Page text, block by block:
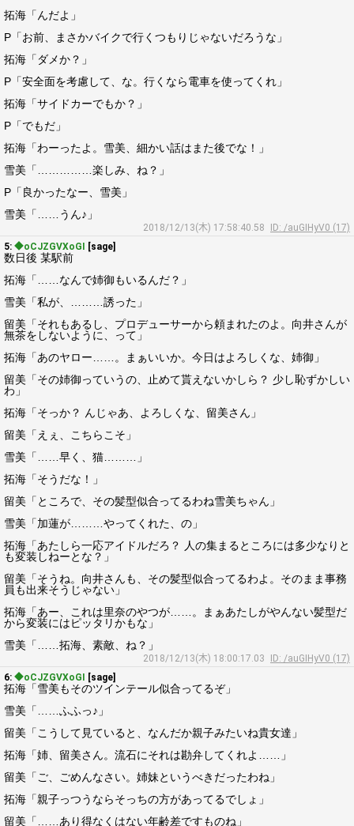
拓海「んだよ」
P「お前、まさかバイクで行くつもりじゃないだろうな」
拓海「ダメか？」
P「安全面を考慮して、な。行くなら電車を使ってくれ」
拓海「サイドカーでもか？」
P「でもだ」
拓海「わーったよ。雪美、細かい話はまた後でな！」
雪美「……………楽しみ、ね？」
P「良かったなー、雪美」
雪美「……うん♪」
2018/12/13(木) 17:58:40.58
ID: /auGIHyV0 (17)
5: ◆oCJZGVXoGI [sage]
数日後 某駅前
拓海「……なんで姉御もいるんだ？」
雪美「私が、………誘った」
留美「それもあるし、プロデューサーから頼まれたのよ。向井さんが
無茶をしないように、って」
拓海「あのヤロー……。まぁいいか。今日はよろしくな、姉御」
留美「その姉御っていうの、止めて貰えないかしら？ 少し恥ずかしい
わ」
拓海「そっか？ んじゃあ、よろしくな、留美さん」
留美「えぇ、こちらこそ」
雪美「……早く、猫………」
拓海「そうだな！」
留美「ところで、その髪型似合ってるわね雪美ちゃん」
雪美「加蓮が………やってくれた、の」
拓海「あたしら一応アイドルだろ？ 人の集まるところには多少なりと
も変装しねーとな？」
留美「そうね。向井さんも、その髪型似合ってるわよ。そのまま事務
員も出来そうじゃない」
拓海「あー、これは里奈のやつが……。まぁあたしがやんない髪型だ
から変装にはピッタリかもな」
雪美「……拓海、素敵、ね？」
2018/12/13(木) 18:00:17.03
ID: /auGIHyV0 (17)
6: ◆oCJZGVXoGI [sage]
拓海「雪美もそのツインテール似合ってるぞ」
雪美「……ふふっ♪」
留美「こうして見ていると、なんだか親子みたいね貴女達」
拓海「姉、留美さん。流石にそれは勘弁してくれよ……」
留美「ご、ごめんなさい。姉妹というべきだったわね」
拓海「親子っつうならそっちの方があってるでしょ」
留美「……あり得なくはない年齢差ですものね」